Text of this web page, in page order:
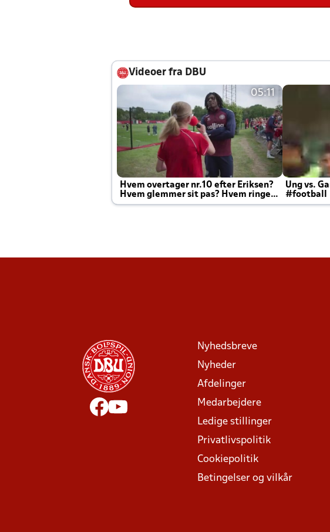
Videoer fra DBU
05:11
Hvem overtager nr.10 efter Eriksen?
Hvem glemmer sit pas? Hvem ringer
Joachim altid til efter kampe?
Ung vs.
#football
Nyhedsbreve
Nyheder
Afdelinger
Medarbejdere
Ledige stillinger
Privatlivspolitik
Cookiepolitik
Betingelser og vilkår